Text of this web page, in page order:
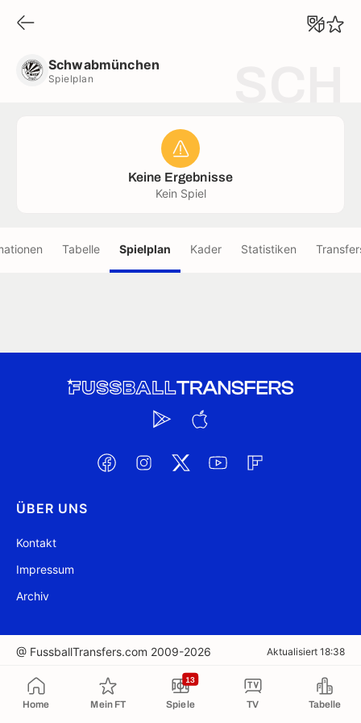
Home Mein FT Spiele
13
TV Tabelle
Schwabmünchen
Spielplan
Keine Ergebnisse
Kein Spiel
Tabelle Spielplan Kader Statistiken
ÜBER UNS
Kontakt
Impressum
Archiv
@ FussballTransfers.com 2009-2026 Aktualisiert 18:38
In die Zwischenablage kopiert